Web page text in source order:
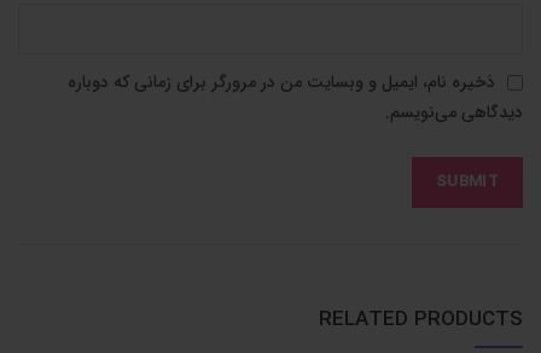
ذخیره نام، ایمیل و وبسایت من در مرورگر برای زمانی که دوباره
دیدگاهی می‌نویسم.
RELATED PRODUCTS